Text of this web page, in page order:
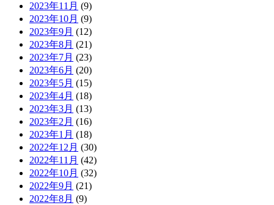
2023年11月 (9)
2023年10月 (9)
2023年9月 (12)
2023年8月 (21)
2023年7月 (23)
2023年6月 (20)
2023年5月 (15)
2023年4月 (18)
2023年3月 (13)
2023年2月 (16)
2023年1月 (18)
2022年12月 (30)
2022年11月 (42)
2022年10月 (32)
2022年9月 (21)
2022年8月 (9)